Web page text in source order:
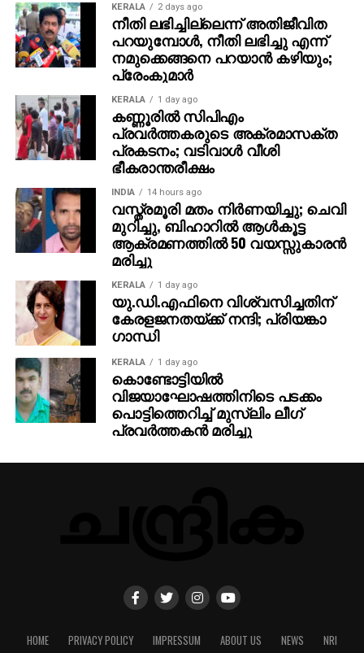
ജയില്‍ശിക്ഷ ഒഴിവാക്കി നല്‍കണമെന്നും മണികണ്ഠന്‍
കോടതിയോട് അഭ്യര്‍ത്ഥിച്ചു. ഏറ്റവും കുറഞ്ഞ ശിക്ഷ
നല്‍കണമെന്നായിരുന്നു നാലാം പ്രതി വിജീഷ്
കോടതിയോട് അഭ്യര്‍ത്ഥിച്ചത്. കണ്ണൂര്‍ ജയിലിലേയ്ക്ക്
അയക്കണമെന്നും വിജീഷ് ആവശ്യപ്പെട്ടു. ഒരു തെറ്റും
ചെയ്തിട്ടില്ലെന്നായിരുന്നു അഞ്ചാം പ്രതി വടിംവാള്‍
സലിം കോടതിയില്‍ പറഞ്ഞത്. ഭാര്യയും ഒരു
വയസ്സുള്ള കുഞ്ഞിന്റെയും ഏക ആശ്രയം
താനാണെന്നും സലീം കോടതിയില്‍ പറഞ്ഞു.
കുടുംബത്തിന്റെ ഏകആശ്രയം താനാണെന്നായിരുന്നു
ആറാം പ്രതി പ്രദീപ് കോടതിയില്‍ പറഞ്ഞത്. പ്രദീപും
കോടതിയില്‍ പൊട്ടിക്കരഞ്ഞു.
KERALA 2 days ago
നീതി ലഭിച്ചില്ലെന്ന് അതിജീവിത
പറയുമ്പോള്‍, നീതി ലഭിച്ചു എന്ന്
നമുക്കെങ്ങനെ പറയാന്‍ കഴിയും;
പ്രേംകുമാര്‍
KERALA 1 day ago
കണ്ണൂരില്‍ സിപിഎം
പ്രവര്‍ത്തകരുടെ അക്രമാസക്ത
പ്രകടനം; വടിവാള്‍ വീശി
ഭീകരാന്തരീക്ഷം
INDIA 14 hours ago
വസ്ത്രമൂരി മതം നിര്‍ണയിച്ചു; ചെവി
മുറിച്ചു, ബിഹാറില്‍ ആള്‍കൂട്ട
ആക്രമണത്തില്‍ 50 വയസ്സുകാരന്‍
മരിച്ചു
KERALA 1 day ago
യു.ഡി.എഫിനെ വിശ്വസിച്ചതിന്
കേരളജനതയ്ക്ക് നന്ദി; പ്രിയങ്കാ
ഗാന്ധി
KERALA 1 day ago
കൊണ്ടോട്ടിയില്‍
വിജയാഘോഷത്തിനിടെ പടക്കം
പൊട്ടിത്തെറിച്ച് മുസ്ലിം ലീഗ്
പ്രവര്‍ത്തകന്‍ മരിച്ചു
HOME PRIVACY POLICY IMPRESSUM ABOUT US NEWS NRI